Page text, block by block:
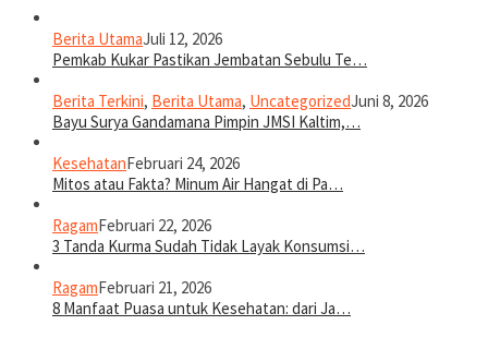
Berita UtamaJuli 12, 2026
Pemkab Kukar Pastikan Jembatan Sebulu Te…
Berita Terkini, Berita Utama, UncategorizedJuni 8, 2026
Bayu Surya Gandamana Pimpin JMSI Kaltim,…
KesehatanFebruari 24, 2026
Mitos atau Fakta? Minum Air Hangat di Pa…
RagamFebruari 22, 2026
3 Tanda Kurma Sudah Tidak Layak Konsumsi…
RagamFebruari 21, 2026
8 Manfaat Puasa untuk Kesehatan: dari Ja…